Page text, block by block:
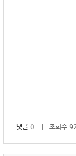
댓글 0 ｜ 조회수